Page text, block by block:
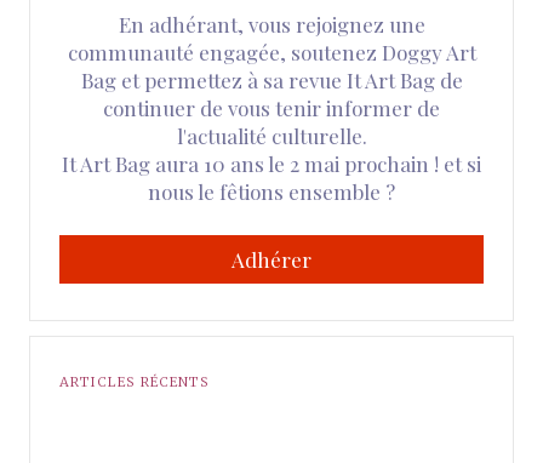
En adhérant, vous rejoignez une
communauté engagée, soutenez Doggy Art
Bag et permettez à sa revue It Art Bag de
continuer de vous tenir informer de
l'actualité culturelle.
It Art Bag aura 10 ans le 2 mai prochain ! et si
nous le fêtions ensemble ?
Adhérer
ARTICLES RÉCENTS